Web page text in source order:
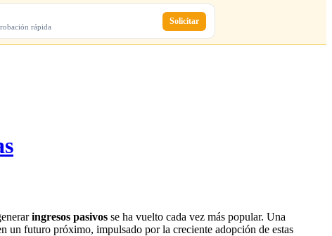
rápida
Solicitar
ingresos pasivos se ha vuelto cada vez más popular. Una
un futuro próximo, impulsado por la creciente adopción de estas